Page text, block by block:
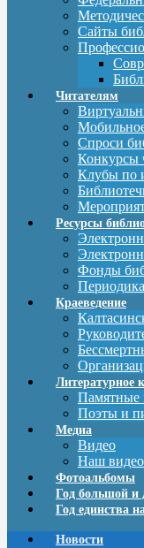
Сайты
Читателям
Спроси
Конкурсы
Клубы по
Ресурсы
Фонды
Периодика
Краеведение
Литературное
Памятные
Поэты и
Медиа
Видео
Наш
Фотоальбомы
Год большой и
Год единства
Новости